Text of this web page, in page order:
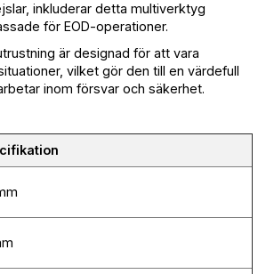
inkluderar detta multiverktyg
för EOD-operationer.
är designad för att vara
vilket gör den till en värdefull
inom försvar och säkerhet.